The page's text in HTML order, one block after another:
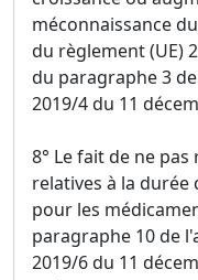
méconnaissance
du règlement (UE)
du paragraphe 3
2019/4 du 11
8° Le fait de ne
relatives à la
pour les
paragraphe 10 de
2019/6 du 11